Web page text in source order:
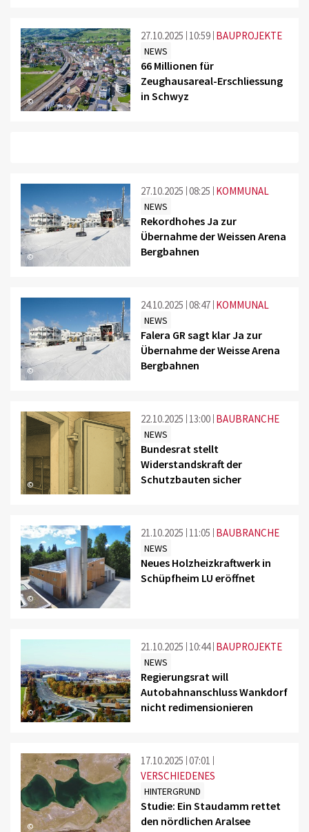
©
27.10.2025 10:59 BAUPROJEKTE
NEWS
66 Millionen für
Zeughausareal-Erschliessung
in Schwyz
©
27.10.2025 08:25 KOMMUNAL
NEWS
Rekordhohes Ja zur
Übernahme der Weissen Arena
Bergbahnen
©
24.10.2025 08:47 KOMMUNAL
NEWS
Falera GR sagt klar Ja zur
Übernahme der Weisse Arena
Bergbahnen
©
22.10.2025 13:00 BAUBRANCHE
NEWS
Bundesrat stellt
Widerstandskraft der
Schutzbauten sicher
©
21.10.2025 11:05 BAUBRANCHE
NEWS
Neues Holzheizkraftwerk in
Schüpfheim LU eröffnet
©
21.10.2025 10:44 BAUPROJEKTE
NEWS
Regierungsrat will
Autobahnanschluss Wankdorf
nicht redimensionieren
©
17.10.2025 07:01
VERSCHIEDENES
HINTERGRUND
Studie: Ein Staudamm rettet
den nördlichen Aralsee